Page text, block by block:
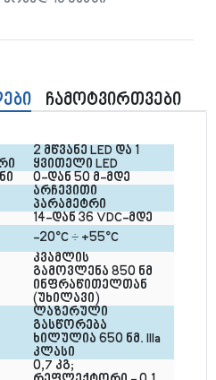
ჩამოტვირთვები
2 მწვანე LED და 1
ყვითელი LED
0-დან 50 მ-მდე
არჩევითი
პარამეტრი
14-დან 36 VDC-მდე
-20°C ÷ +55°C
კვამლის
გამოვლენა 850 ნმ
ინფრაწითელთან
(უხილავი)
ლაზერული
გასწორება
ხილულია 650 ნმ. IIIa
კლასი
0,7 კგ;